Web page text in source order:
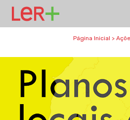
Página Inicial >